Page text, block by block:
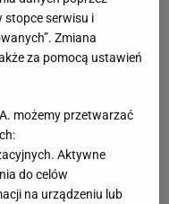
stopce serwisu i
Zmiana
za pomocą ustawień
możemy przetwarzać
Aktywne
do celów
na urządzeniu lub